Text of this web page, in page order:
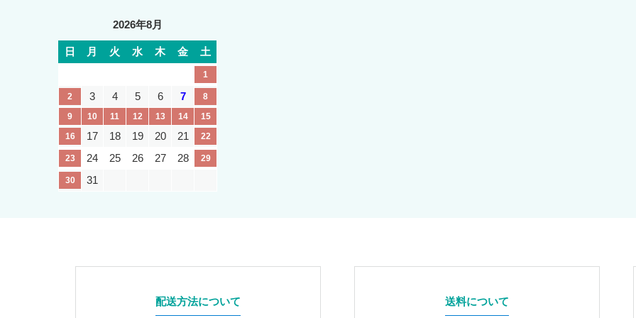
2026年8月
日 月 火 水 木 金 土
1
2 3 4 5 6 7
8
9
10 11 12 13 14
15
16
17 18 19 20 21 22
23 24 25 26 27 28 29
30 31
配送方法について 送料について